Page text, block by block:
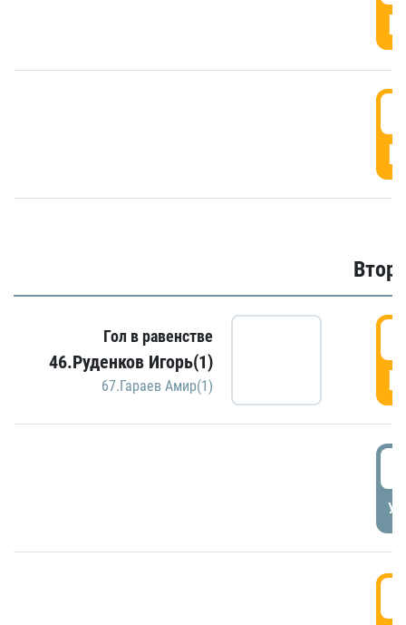
Гол в равенстве
46.Руденков Игорь(1)
67.Гараев Амир(1)